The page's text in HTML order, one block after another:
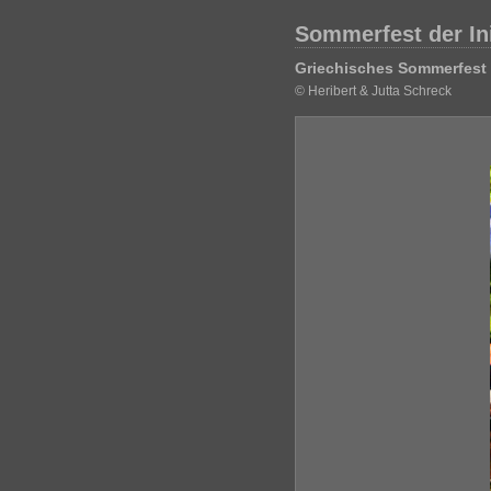
Sommerfest der
Griechisches Sommerfest
© Heribert & Jutta Schreck